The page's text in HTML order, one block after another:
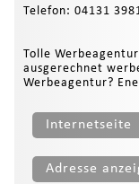
Telefon: 04131
Tolle
ausgerechnet
Werbeagentur?
Internetseite
Adresse